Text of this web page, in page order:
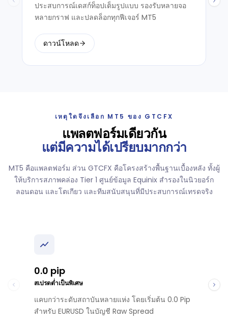
ประสบการณ์เดสก์ท็อปเต็มรูปแบบ รองรับหลายจอ
หลายกราฟ และปลดล็อกทุกฟีเจอร์ MT5
ดาวน์โหลด
เหตุใดจึงเลือก MT5 ของ GTCFX
แพลตฟอร์มเดียวกัน
แต่มีความได้เปรียบมากกว่า
MT5 คือแพลตฟอร์ม ส่วน GTCFX คือโครงสร้างพื้นฐานเบื้องหลัง ทั้งผู้
ให้บริการสภาพคล่อง Tier 1 ศูนย์ข้อมูล Equinix สำรองในนิวยอร์ก
ลอนดอน และโตเกียว และทีมสนับสนุนที่มีประสบการณ์เทรดจริง
0.0 pip
สเปรดต่ำเป็นพิเศษ
แคบกว่าระดับสถาบันหลายแห่ง โดยเริ่มต้น 0.0 Pip
สำหรับ EURUSD ในบัญชี Raw Spread